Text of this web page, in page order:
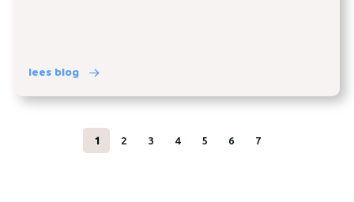
lees blog
1 2 3 4 5 6 7